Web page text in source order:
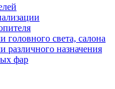
света, салона
различного назначения
фар